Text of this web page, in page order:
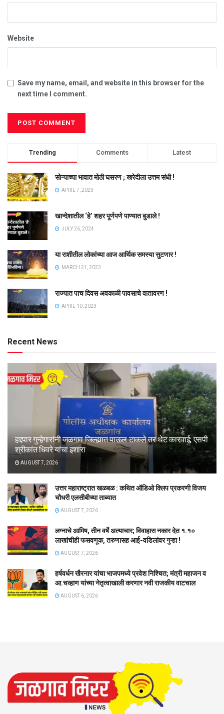
Website
Save my name, email, and website in this browser for the
next time I comment.
Trending Comments Latest
सोन्याच्या भावात मोठी घसरण ; खरेदीला उत्तम संधी !
APRIL 7, 2023
खान्देशातील ‘हे’ शहर पूर्णपणे पाण्यात बुडाले !
JULY 26, 2024
या राशीतील लोकांच्या आज आर्थिक समस्या सुटणार !
MARCH 21, 2023
राज्यात पाच दिवस अवकाळी पावसाचे वातावरण !
APRIL 10, 2023
Recent News
हद्दपार गुन्हेगारांनी जळगाव जिल्ह्यात पाऊल टाकले तर थेट कारवाई; एसपी
श्रीकांत धिवरे यांचा इशारा
AUGUST 7, 2026
उत्तर महाराष्ट्रात खळबळ : कथित ऑडिओ क्लिप प्रकरणी विजय
चौधरी एलसीबीच्या ताब्यात
AUGUST 7, 2026
लग्नाचे आमिष, तीन वर्षे अत्याचार; विवाहास नकार देत १.१०
लाखांचीही फसवणूक, तरुणासह आई-वडिलांवर गुन्हा !
AUGUST 7, 2026
हर्षवर्धन खैरनार यांचा भाजपमध्ये प्रवेश निश्चित; मंत्री महाजन व
आ.चव्हाण यांच्या नेतृत्वाखाली करणार नवी राजकीय वाटचाल
AUGUST 6, 2026